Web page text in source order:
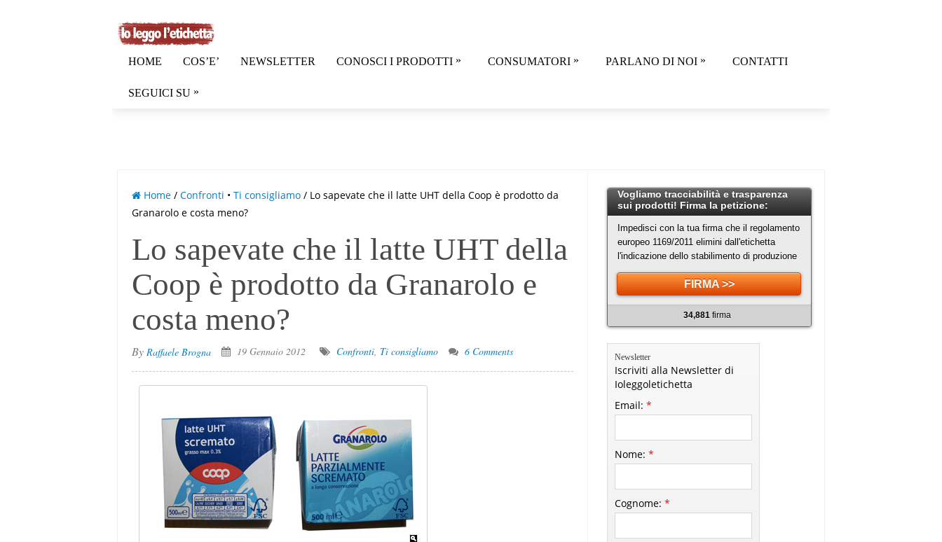
HOME COS’E’ NEWSLETTER CONOSCI I PRODOTTI » CONSUMATORI » PARLANO DI NOI » CONTATTI
SEGUICI SU »
Home /Confronti •Ti consigliamo / Lo sapevate che il latte UHT della Coop è prodotto da
Granarolo e costa meno?
Lo sapevate che il latte UHT della
Coop è prodotto da Granarolo e
costa meno?
By Raffaele Brogna 19 Gennaio 2012 Confronti, Ti consigliamo 6 Comments
Vogliamo tracciabilità e trasparenza
sui prodotti! Firma la petizione:
Impedisci con la tua firma che il regolamento
europeo 1169/2011 elimini dall'etichetta
l'indicazione dello stabilimento di produzione
FIRMA >>
34,881 firma
Newsletter
Iscriviti alla Newsletter di
Ioleggoletichetta
Email: *
Nome: *
Cognome: *